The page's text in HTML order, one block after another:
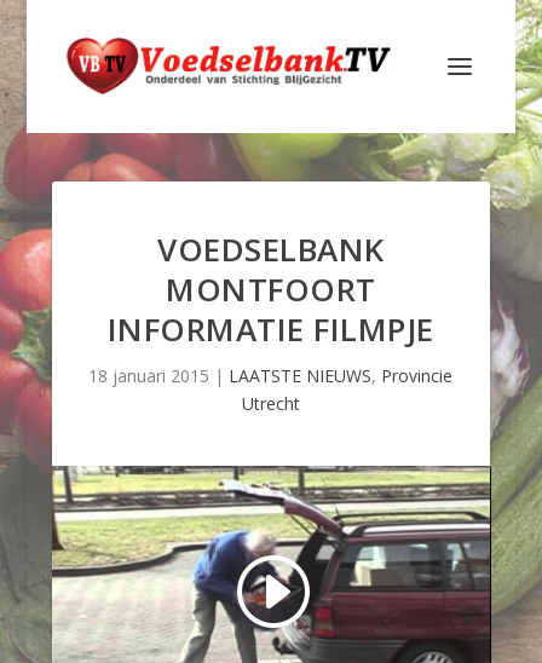
VOEDSELBANK
MONTFOORT
INFORMATIE FILMPJE
18 januari 2015 | LAATSTE NIEUWS, Provincie
Utrecht